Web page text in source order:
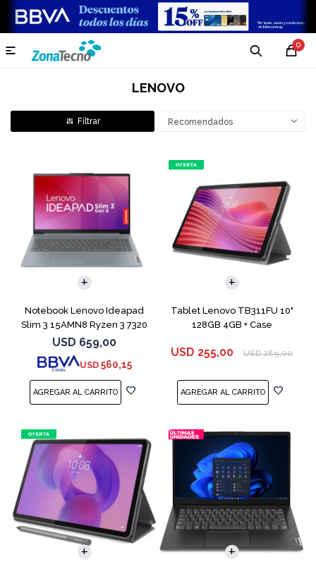
0

LENOVO
Recomendados
Notebook Lenovo Ideapad
Slim 3 15AMN8 Ryzen 3 7320
256GB 8GB
USD 659,00
USD 560,15
Tablet Lenovo TB311FU 10"
128GB 4GB + Case
USD 255,00 USD 289,00
COMPARAR